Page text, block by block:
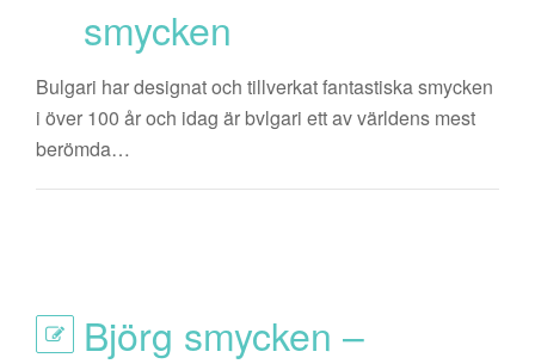
smycken
Bulgari har designat och tillverkat fantastiska smycken
i över 100 år och idag är bvlgari ett av världens mest
berömda…
Björg smycken –